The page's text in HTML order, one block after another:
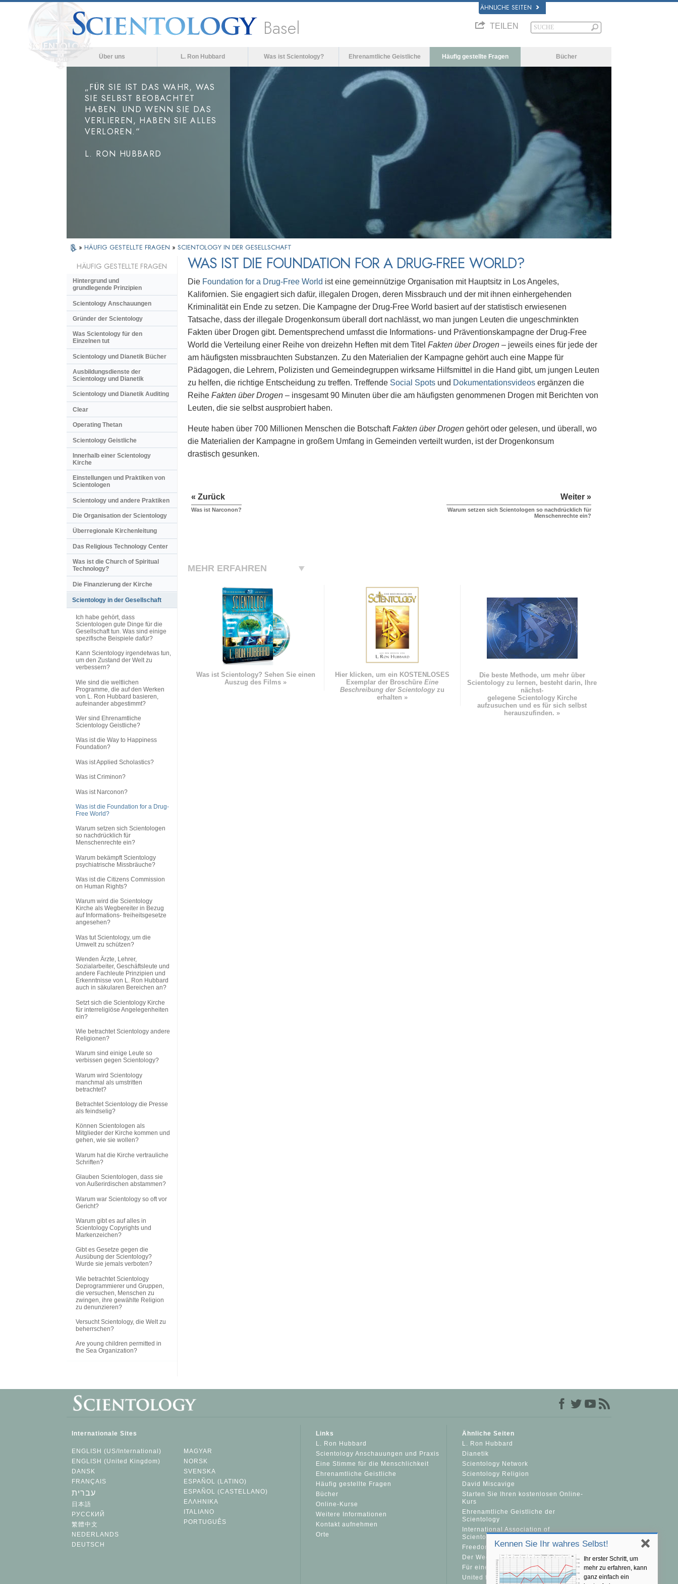
ÄHNLICHE SEITEN
Basel TEILEN
Über uns L. Ron Hubbard Was ist Scientology? Ehrenamtliche Geistliche Häufig gestellte Fragen Bücher
„FÜR SIE IST DAS WAHR, WAS
SIE SELBST BEOBACHTET
HABEN. UND WENN SIE DAS
VERLIEREN, HABEN SIE ALLES
VERLOREN.“
L. RON HUBBARD
» HÄUFIG GESTELLTE FRAGEN » SCIENTOLOGY IN DER GESELLSCHAFT
WAS IST DIE FOUNDATION FOR A DRUG-FREE WORLD?
Die Foundation for a Drug-Free World ist eine gemeinnützige Organisation mit Hauptsitz in Los Angeles,
Kalifornien. Sie engagiert sich dafür, illegalen Drogen, deren Missbrauch und der mit ihnen einhergehenden
Kriminalität ein Ende zu setzen. Die Kampagne der Drug-Free World basiert auf der statistisch erwiesenen
Tatsache, dass der illegale Drogenkonsum überall dort nachlässt, wo man jungen Leuten die ungeschminkten
Fakten über Drogen gibt. Dementsprechend umfasst die Informations- und Präventionskampagne der Drug-Free
World die Verteilung einer Reihe von dreizehn Heften mit dem Titel Fakten über Drogen – jeweils eines für jede der
am häufigsten missbrauchten Substanzen. Zu den Materialien der Kampagne gehört auch eine Mappe für
Pädagogen, die Lehrern, Polizisten und Gemeindegruppen wirksame Hilfsmittel in die Hand gibt, um jungen Leuten
zu helfen, die richtige Entscheidung zu treffen. Treffende Social Spots und Dokumentationsvideos ergänzen die
Reihe Fakten über Drogen – insgesamt 90 Minuten über die am häufigsten genommenen Drogen mit Berichten von
Leuten, die sie selbst ausprobiert haben.
Heute haben über 700 Millionen Menschen die BotschaftFakten über Drogen gehört oder gelesen, und überall, wo
die Materialien der Kampagne in großem Umfang in Gemeinden verteilt wurden, ist der Drogenkonsum
drastisch gesunken.
« Zurück
Was ist Narconon?
Weiter »
Warum setzen sich Scientologen so nachdrücklich für
Menschenrechte ein?
MEHR ERFAHREN
Was ist Scientology? Sehen Sie einen
Auszug des Films »
Hier klicken, um ein KOSTENLOSES
Exemplar der Broschüre Eine
Beschreibung der Scientologyzu
erhalten »
Die beste Methode, um mehr über
Scientology zu lernen, besteht darin, Ihre
nächst-
gelegene Scientology Kirche
aufzusuchen und es für sich selbst
herauszufinden. »
HÄUFIG GESTELLTE FRAGEN
Hintergrund und
grundlegende Prinzipien
Scientology Anschauungen
Gründer der Scientology
Was Scientology für den
Einzelnen tut
Scientology und Dianetik Bücher
Ausbildungsdienste der
Scientology und Dianetik
Scientology und Dianetik Auditing
Clear
Operating Thetan
Scientology Geistliche
Innerhalb einer Scientology
Kirche
Einstellungen und Praktiken von
Scientologen
Scientology und andere Praktiken
Die Organisation der Scientology
Überregionale Kirchenleitung
Das Religious Technology Center
Was ist die Church of Spiritual
Technology?
Die Finanzierung der Kirche
Scientology in der Gesellschaft
Ich habe gehört, dass
Scientologen gute Dinge für die
Gesellschaft tun. Was sind einige
spezifische Beispiele dafür?
Kann Scientology irgendetwas tun,
um den Zustand der Welt zu
verbessern?
Wie sind die weltlichen
Programme, die auf den Werken
von L. Ron Hubbard basieren,
aufeinander abgestimmt?
Wer sind Ehrenamtliche
Scientology Geistliche?
Was ist die Way to Happiness
Foundation?
Was ist Applied Scholastics?
Was ist Criminon?
Was ist Narconon?
Was ist die Foundation for a Drug-
Free World?
Warum setzen sich Scientologen
so nachdrücklich für
Menschenrechte ein?
Warum bekämpft Scientology
psychiatrische Missbräuche?
Was ist die Citizens Commission
on Human Rights?
Warum wird die Scientology
Kirche als Wegbereiter in Bezug
auf Informations- freiheitsgesetze
angesehen?
Was tut Scientology, um die
Umwelt zu schützen?
Wenden Ärzte, Lehrer,
Sozialarbeiter, Geschäftsleute und
andere Fachleute Prinzipien und
Erkenntnisse von L. Ron Hubbard
auch in säkularen Bereichen an?
Setzt sich die Scientology Kirche
für interreligiöse Angelegenheiten
ein?
Wie betrachtet Scientology andere
Religionen?
Warum sind einige Leute so
verbissen gegen Scientology?
Warum wird Scientology
manchmal als umstritten
betrachtet?
Betrachtet Scientology die Presse
als feindselig?
Können Scientologen als
Mitglieder der Kirche kommen und
gehen, wie sie wollen?
Warum hat die Kirche vertrauliche
Schriften?
Glauben Scientologen, dass sie
von Außerirdischen abstammen?
Warum war Scientology so oft vor
Gericht?
Warum gibt es auf alles in
Scientology Copyrights und
Markenzeichen?
Gibt es Gesetze gegen die
Ausübung der Scientology?
Wurde sie jemals verboten?
Wie betrachtet Scientology
Deprogrammierer und Gruppen,
die versuchen, Menschen zu
zwingen, ihre gewählte Religion
zu denunzieren?
Versucht Scientology, die Welt zu
beherrschen?
Are young children permitted in
the Sea Organization?
Kennen Sie Ihr wahres Selbst!
Ihr erster Schritt, um
mehr zu erfahren, kann
ganz einfach ein
Internationale Sites
ENGLISH (US/International)
ENGLISH (United Kingdom)
DANSK
FRANÇAIS
עברית
日本語
РУССКИЙ
繁體中文
NEDERLANDS
DEUTSCH
MAGYAR
NORSK
SVENSKA
ESPAÑOL (LATINO)
ESPAÑOL (CASTELLANO)
ΕΛΛΗΝΙΚA
ITALIANO
PORTUGUÊS
Links
L. Ron Hubbard
Scientology Anschauungen und Praxis
Eine Stimme für die Menschlichkeit
Ehrenamtliche Geistliche
Häufig gestellte Fragen
Bücher
Online-Kurse
Weitere Informationen
Kontakt aufnehmen
Orte
Ähnliche Seiten
L. Ron Hubbard
Dianetik
Scientology Network
Scientology Religion
David Miscavige
Starten Sie Ihren kostenlosen Online-
Kurs
Ehrenamtliche Geistliche der
Scientology
International Association of
Scientologists
Freedom Magazine
Der Weg zum Glücklichsein
Für eine Welt ohne Drogenkonsum
United for Human Rights